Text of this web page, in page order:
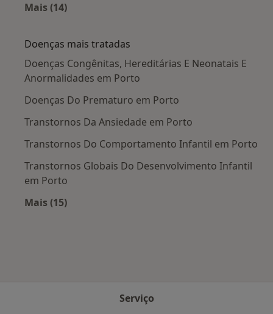
Mais (14)
Doenças mais tratadas
Doenças Congênitas, Hereditárias E Neonatais E
Anormalidades em Porto
Doenças Do Prematuro em Porto
Transtornos Da Ansiedade em Porto
Transtornos Do Comportamento Infantil em Porto
Transtornos Globais Do Desenvolvimento Infantil
em Porto
Mais (15)
Serviço